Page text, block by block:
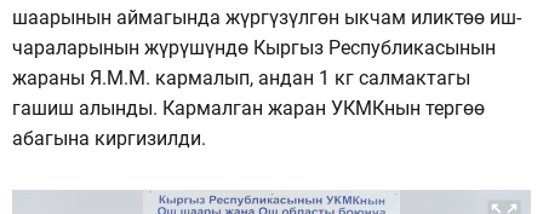
шаарынын аймагында жүргүзүлгөн ыкчам иликтөө иш-
чараларынын жүрүшүндө Кыргыз Республикасынын
жараны Я.М.М. кармалып, андан 1 кг салмактагы
гашиш алынды. Кармалган жаран УКМКнын тергөө
абагына киргизилди.